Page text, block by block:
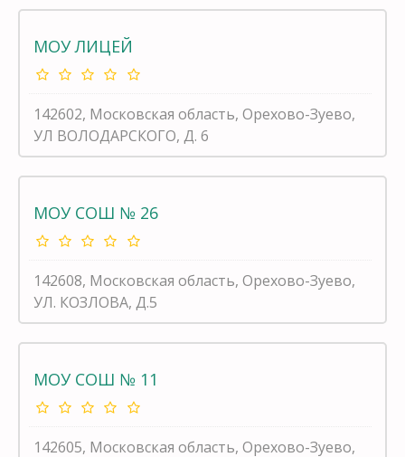
МОУ ЛИЦЕЙ
142602, Московская область, Орехово-Зуево,
УЛ ВОЛОДАРСКОГО, Д. 6
МОУ СОШ № 26
142608, Московская область, Орехово-Зуево,
УЛ. КОЗЛОВА, Д.5
МОУ СОШ № 11
142605, Московская область, Орехово-Зуево,